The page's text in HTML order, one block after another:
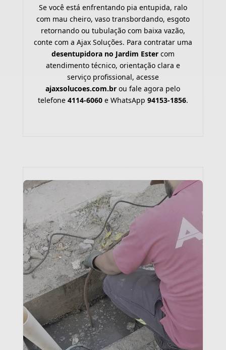
Se você está enfrentando pia entupida, ralo
com mau cheiro, vaso transbordando, esgoto
retornando ou tubulação com baixa vazão,
conte com a Ajax Soluções. Para contratar uma
desentupidora no Jardim Estercom
atendimento técnico, orientação clara e
serviço profissional, acesse
ajaxsolucoes.com.br ou fale agora pelo
telefone 4114-6060e WhatsApp 94153-1856.